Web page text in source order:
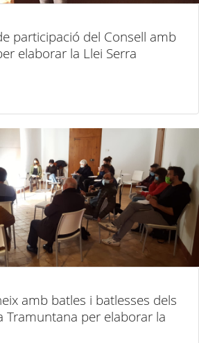
participació del Consell amb
elaborar la Llei Serra
amb batles i batlesses dels
Tramuntana per elaborar la